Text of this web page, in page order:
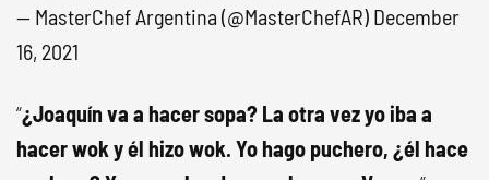
— MasterChef Argentina (@MasterChefAR) December
16, 2021
“¿Joaquín va a hacer sopa? La otra vez yo iba a
hacer wok y él hizo wok. Yo hago puchero, ¿él hace